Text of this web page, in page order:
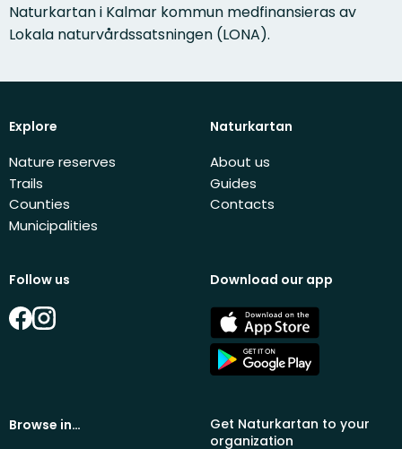
Naturkartan i Kalmar kommun medfinansieras av
Lokala naturvårdssatsningen (LONA).
Explore
Nature reserves
Trails
Counties
Municipalities
Naturkartan
About us
Guides
Contacts
Follow us
Facebook
Instagram
Download our app
App
Store
Google
Play
Browse in…
Get Naturkartan to your
organization